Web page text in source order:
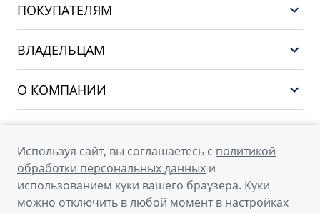
CITYRAY
ATLAS
OKAVANGO
MONJARO
Архивные модели
ПОКУПАТЕЛЯМ
ВЛАДЕЛЬЦАМ
О КОМПАНИИ
Новости
Наша команда
Мы в соцсетях
Используя сайт, вы соглашаетесь с политикой
обработки персональных данных и
использованием куки вашего браузера. Куки
можно отключить в любой момент в настройках